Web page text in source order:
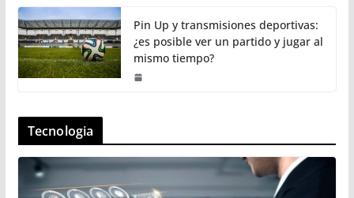
Pin Up y transmisiones deportivas:
¿es posible ver un partido y jugar al
mismo tiempo?
Tecnologia